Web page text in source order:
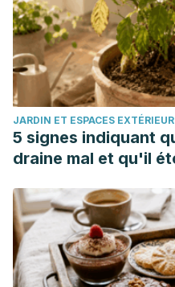
1297.
Yoshpe, M., Kaufman, A.
Regenerative
periapical healing and
permanent molars with
rich fibrin (PRF).European
Dentistry
(3), 527-534.
Popoola, B. O.,
Endodontic treatment in
study of cases seen at
Ibadan, Nigeria.Annals of
medicine,16(2), 136-141.
Goyal, V. (2022). Pediatric
JARDIN ET ESPACES
5 signes indiquant
draine mal et qu'il